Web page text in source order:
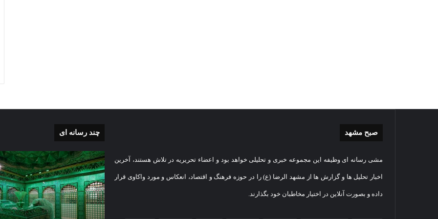
صبح مشهد
مشی رسانه ای وظیفه این مجموعه خبری و تحلیلی خواهد بود و اعضاء تحریریه در تلاش هستند، آخرین
اخبار تحلیل ها و گزارش ها از مشهد الرضا (ع) را در حوزه فرهنگ و اقتصاد، انعکاس و مورد واکاوی قرار
داده و بصورت آنلاین در اختیار مخاطبان خود بگذارند.
چند رسانه ای
موشن
گرافی
دهکده
ورزشی
تصویری
اقامه
غبارروبی
مضجع
نورانی
امام
رضا(علیه
السلام)
+